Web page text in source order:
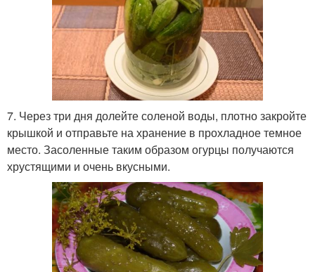
7. Через три дня долейте соленой воды, плотно закройте
крышкой и отправьте на хранение в прохладное темное
место. Засоленные таким образом огурцы получаются
хрустящими и очень вкусными.